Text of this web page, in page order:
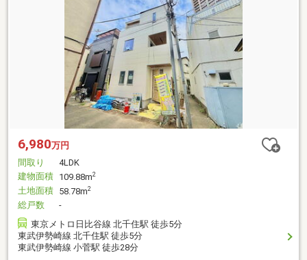
6,980万円
間取り
4LDK
建物面積 109.88m2
土地面積 58.78m2
総戸数
-
東京メトロ日比谷線 北千住駅 徒歩5分
東武伊勢崎線 北千住駅 徒歩5分
東武伊勢崎線 小菅駅 徒歩28分